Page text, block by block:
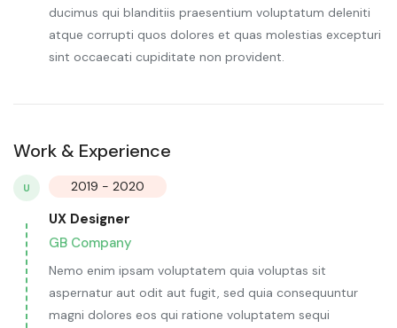
ducimus qui blanditiis praesentium voluptatum deleniti
atque corrupti quos dolores et quas molestias excepturi
sint occaecati cupiditate non provident.
Work & Experience
U 2019 - 2020
UX Designer
GB Company
Nemo enim ipsam voluptatem quia voluptas sit
aspernatur aut odit aut fugit, sed quia consequuntur
magni dolores eos qui ratione voluptatem sequi